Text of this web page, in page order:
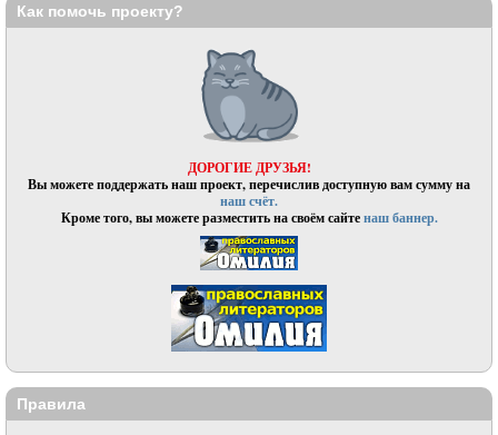
Как помочь проекту?
ДОРОГИЕ ДРУЗЬЯ!
Вы можете поддержать наш проект, перечислив доступную вам сумму на
наш счёт.
Кроме того, вы можете разместить на своём сайтенаш баннер.
Правила